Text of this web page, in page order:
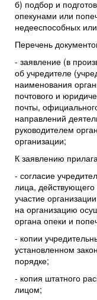
б) подбор и
опекунами или
недееспособных
Перечень
- заявление (в
об учредителе
наименования
почтового и
почты,
направлений
руководителем
организации;
К заявлению
- согласие
лица,
участие
на организацию
органа опеки и
- копии
установленном
порядке;
- копия штатного
лицом;